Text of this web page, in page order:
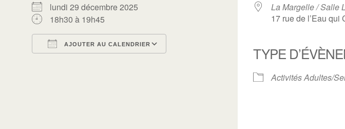
lundi 29 décembre 2025
18h30 à 19h45
AJOUTER AU CALENDRIER
iCalendar
La Margelle / Salle
17 rue de l’Eau qui
TYPE
Activités Adultes/